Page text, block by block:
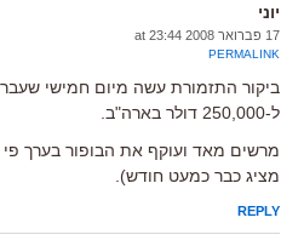
יוני
17 פברואר 2008 at 23:44
PERMALINK
ל-250,000 דולר בארה"ב.
מציג כבר כמעט חודש).
REPLY